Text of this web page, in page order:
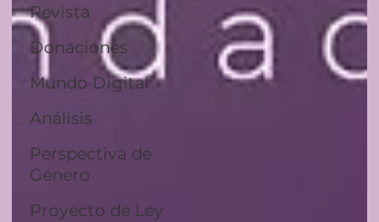
Revista
Donaciones
Mundo Digital
Análisis
Perspectiva de
Género
Proyecto de Ley